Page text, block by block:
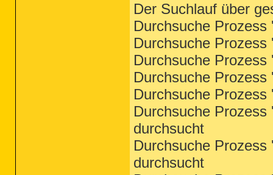
Der Suchlauf über
Durchsuche
Durchsuche
Durchsuche
Durchsuche
Durchsuche
Durchsuche
durchsucht
Durchsuche
durchsucht